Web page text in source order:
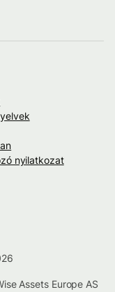
nyilatkozat
Assets Europe AS